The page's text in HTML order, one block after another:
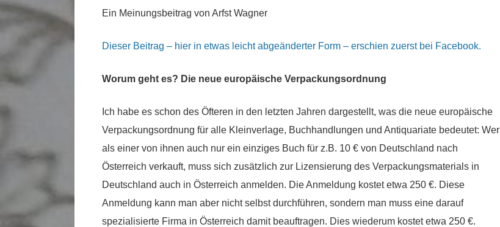
Ein Meinungsbeitrag von Arfst Wagner
Dieser Beitrag – hier in etwas leicht abgeänderter Form – erschien zuerst bei Facebook.
Worum geht es? Die neue europäische Verpackungsordnung
Ich habe es schon des Öfteren in den letzten Jahren dargestellt, was die neue europäische
Verpackungsordnung für alle Kleinverlage, Buchhandlungen und Antiquariate bedeutet: Wer
als einer von ihnen auch nur ein einziges Buch für z.B. 10 € von Deutschland nach
Österreich verkauft, muss sich zusätzlich zur Lizensierung des Verpackungsmaterials in
Deutschland auch in Österreich anmelden. Die Anmeldung kostet etwa 250 €. Diese
Anmeldung kann man aber nicht selbst durchführen, sondern man muss eine darauf
spezialisierte Firma in Österreich damit beauftragen. Dies wiederum kostet etwa 250 €.